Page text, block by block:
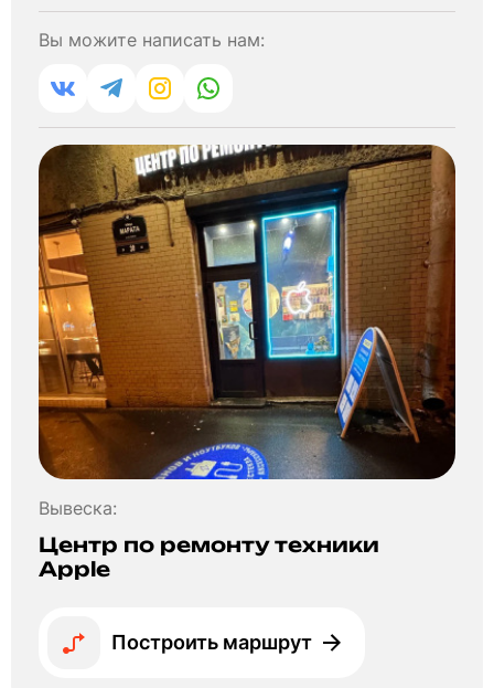
Вы можите написать нам:
Вывеска:
Центр по ремонту техники
Apple
Построить маршрут